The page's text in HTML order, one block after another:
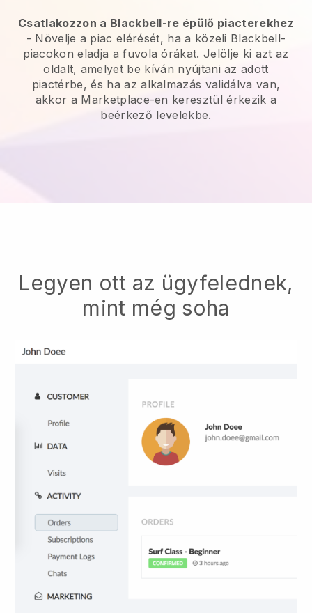
Csatlakozzon a Blackbell-re épülő piacterekhez
- Növelje a piac elérését, ha a közeli Blackbell-
piacokon eladja a fuvola órákat. Jelölje ki azt az
oldalt, amelyet be kíván nyújtani az adott
piactérbe, és ha az alkalmazás validálva van,
akkor a Marketplace-en keresztül érkezik a
beérkező levelekbe.
Legyen ott az ügyfelednek,
mint még soha